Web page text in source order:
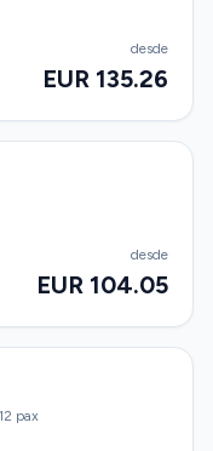
desde
EUR 135.26
desde
EUR 104.05
pax